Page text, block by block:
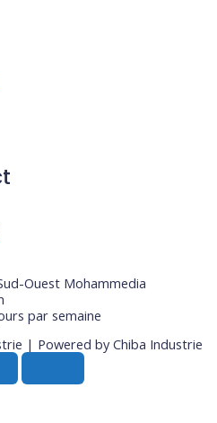
Ouest Mohammedia
par semaine
| Powered by Chiba Industrie